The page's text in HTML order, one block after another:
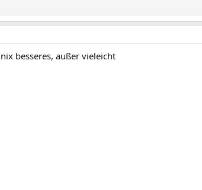
besseres, außer vieleicht